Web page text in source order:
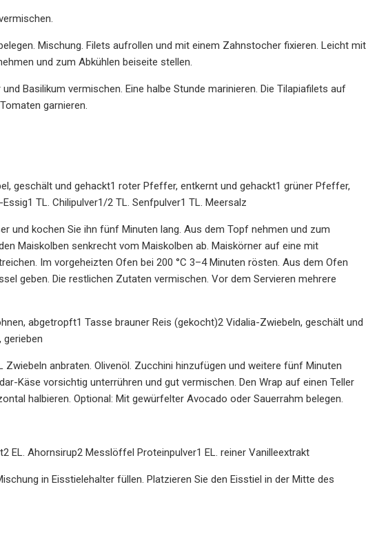
Mischung. Filets aufrollen und mit einem Zahnstocher fixieren. Leicht mit
und zum Abkühlen beiseite stellen.
Basilikum vermischen. Eine halbe Stunde marinieren. Die Tilapiafilets auf
garnieren.
geschält und gehackt1 roter Pfeffer, entkernt und gehackt1 grüner Pfeffer,
TL. Chilipulver1/2 TL. Senfpulver1 TL. Meersalz
und kochen Sie ihn fünf Minuten lang. Aus dem Topf nehmen und zum
Maiskolben senkrecht vom Maiskolben ab. Maiskörner auf eine mit
Im vorgeheizten Ofen bei 200 °C 3–4 Minuten rösten. Aus dem Ofen
geben. Die restlichen Zutaten vermischen. Vor dem Servieren mehrere
abgetropft1 Tasse brauner Reis (gekocht)2 Vidalia-Zwiebeln, geschält und
gerieben
anbraten. Olivenöl. Zucchini hinzufügen und weitere fünf Minuten
Käse vorsichtig unterrühren und gut vermischen. Den Wrap auf einen Teller
halbieren. Optional: Mit gewürfelter Avocado oder Sauerrahm belegen.
EL. Ahornsirup2 Messlöffel Proteinpulver1 EL. reiner Vanilleextrakt
in Eisstielehalter füllen. Platzieren Sie den Eisstiel in der Mitte des